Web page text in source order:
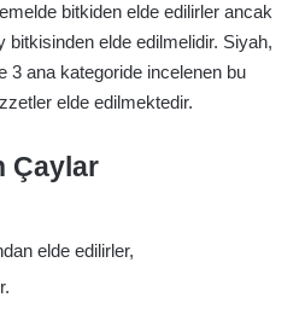
bitkiden elde edilirler ancak
bitkisinden elde edilmelidir. Siyah,
3 ana kategoride incelenen bu
elde edilmektedir.
Çaylar
elde edilirler,